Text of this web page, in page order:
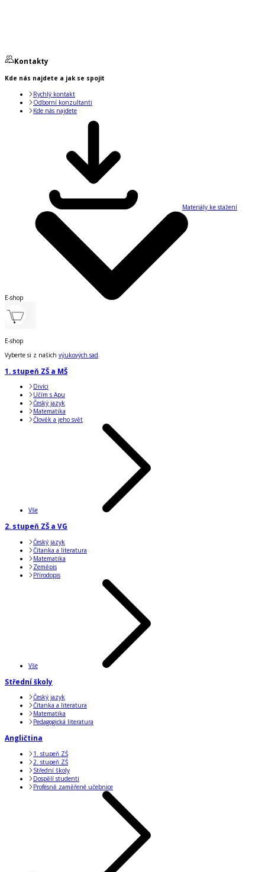
Kontakty
Kde nás najdete a jak se spojit
Rychlý kontakt
Odborní konzultanti
Kde nás najdete
Materiály ke stažení
E-shop
E-shop
Vyberte si z našich výukových sad.
1. stupeň ZŠ a MŠ
Divíci
Učím s Apu
Český jazyk
Matematika
Člověk a jeho svět
Vše
2. stupeň ZŠ a VG
Český jazyk
Čítanka a literatura
Matematika
Zeměpis
Přírodopis
Vše
Střední školy
Český jazyk
Čítanka a literatura
Matematika
Pedagogická literatura
Angličtina
1. stupeň ZŠ
2. stupeň ZŠ
Střední školy
Dospělí studenti
Profesně zaměřené učebnice